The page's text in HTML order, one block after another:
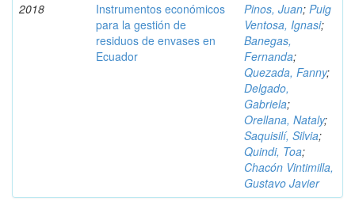
2018
Instrumentos económicos
para la gestión de
residuos de envases en
Ecuador
Pinos, Juan; Puig
Ventosa, Ignasi;
Banegas,
Fernanda;
Quezada, Fanny;
Delgado,
Gabriela;
Orellana, Nataly;
Saquisilí, Silvia;
Quindi, Toa;
Chacón Vintimilla,
Gustavo Javier